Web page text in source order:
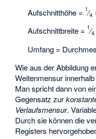
Aufschnitthöhe = 1⁄4
Aufschnittbreite = 1⁄4
Umfang =
Wie aus der Abbildung
Weitenmensur
Man spricht dann von
Gegensatz zur
Verlaufsmensur.
Durch sie können die
Registers